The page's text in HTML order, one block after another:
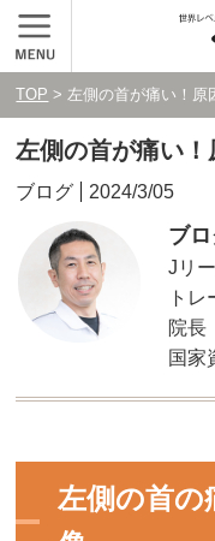
TOP > 左側の首が痛い！原
左側の首が痛い
ブログ 2024/3/05
ブ
Jリ
ト
院長
国家
左側の首の